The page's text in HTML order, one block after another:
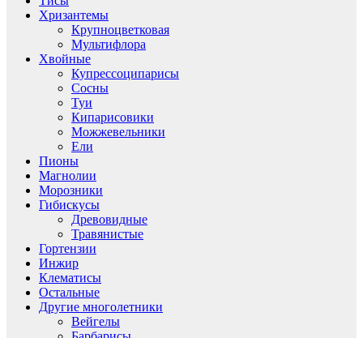
Хризантемы
Крупноцветковая
Мультифлора
Хвойные
Купрессоципарисы
Сосны
Туи
Кипарисовики
Можжевельники
Ели
Пионы
Магнолии
Морозники
Гибискусы
Древовидные
Травянистые
Гортензии
Инжир
Клематисы
Остальные
Другие многолетники
Вейгелы